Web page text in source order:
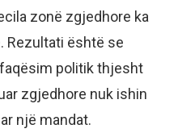
zonë zgjedhore ka
Rezultati është se
politik thjesht
zgjedhore nuk ishin
një mandat.